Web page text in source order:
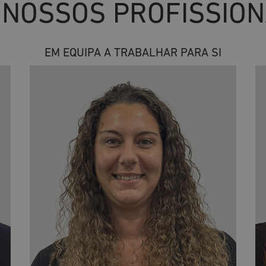
EM EQUIPA A TRABALHAR PARA SI